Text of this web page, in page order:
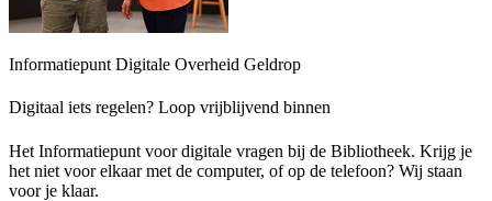
Informatiepunt Digitale Overheid Geldrop
Digitaal iets regelen? Loop vrijblijvend binnen
Het Informatiepunt voor digitale vragen bij de Bibliotheek. Krijg je
het niet voor elkaar met de computer, of op de telefoon? Wij staan
voor je klaar.